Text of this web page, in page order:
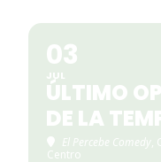
03
JUL
ÚLTIMO
DE LA
El Percebe Comedy,
Centro